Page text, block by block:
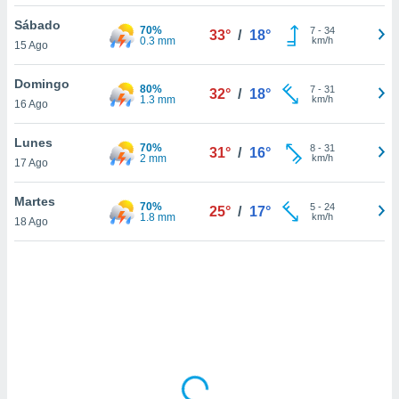
sitio
En
sean
el sitio
ni para
o
Sábado
15 Ago
70%
0.3 mm
33° / 18° 7- 34
km/h
Domingo
16 Ago
80%
1.3 mm
32° / 18° 7- 31
km/h
Lunes
17 Ago
70%
2 mm
31° / 16° 8- 31
km/h
Martes
18 Ago
70%
1.8 mm
25° / 17° 5- 24
km/h